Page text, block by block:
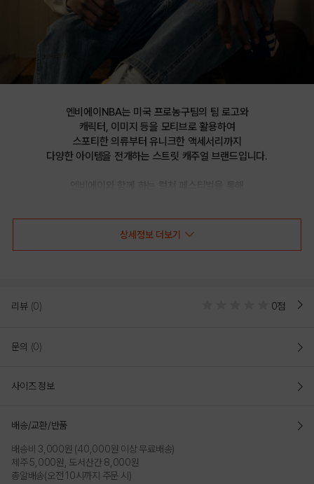
엔비에이NBA는 미국 프로농구팀의 팀 로고와
캐릭터, 이미지 등을 모티브로 활용하여
스포티한 의류부터 유니크한 액세서리까지
다양한 아이템을 전개하는 스트릿 캐주얼 브랜드입니다.
상세정보 더보기
리뷰 (0) 0점
문의 (0)
사이즈 정보
배송/교환/반품
배송비 3,000원 (40,000원 이상 무료배송)
제주 5,000원, 도서산간 8,000원
총알배송(오전 10시까지 주문 시)